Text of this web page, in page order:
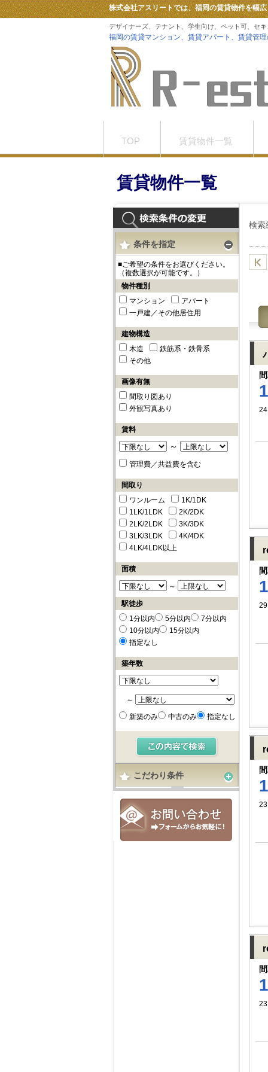
条件を指定
■ご希望の条件をお選びください。
（複数選択が可能です。）
物件種別
マンション
アパート
一戸建／その他居住用
建物構造
木造
鉄筋系・鉄骨系
その他
画像有無
間取り図あり
外観写真あり
賃料
～
管理費／共益費を含む
間取り
ワンルーム
1K/1DK
1LK/1LDK
2K/2DK
2LK/2LDK
3K/3DK
3LK/3LDK
4K/4DK
4LK/4LDK以上
面積
～
駅徒歩
1分以内
5分以内
7分以内
10分以内
15分以内
指定なし
築年数
～
新築のみ
中古のみ 指定なし
こだわり条件
株式会社アスリートでは、福岡の賃貸物件を幅
デザイナーズ、テナント、学生向け、ペット可、セ
福岡の賃貸マンション、賃貸アパート、賃貸管
TOP 賃貸物件一覧
お問合せ Tiktok
賃貸物件一覧
検索